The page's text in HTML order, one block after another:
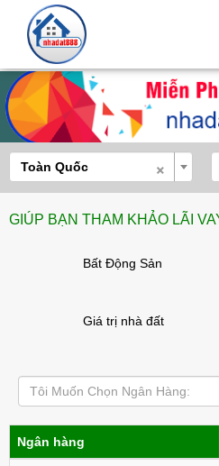
×
Toàn Quốc
GIÚP BẠN THAM KHẢO LÃI
Bất Động Sản
Giá trị nhà đất
Tôi Muốn Chọn Ngân Hàng:
Ngân hàng